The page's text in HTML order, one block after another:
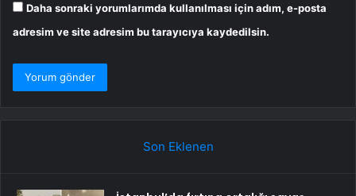
Daha sonraki yorumlarımda kullanılması için adım, e-posta
adresim ve site adresim bu tarayıcıya kaydedilsin.
Son Eklenen